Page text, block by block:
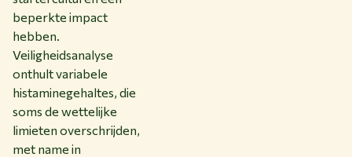
beperkte impact
hebben.
Veiligheidsanalyse
onthult variabele
histaminegehaltes, die
soms de wettelijke
limieten overschrijden,
met name in